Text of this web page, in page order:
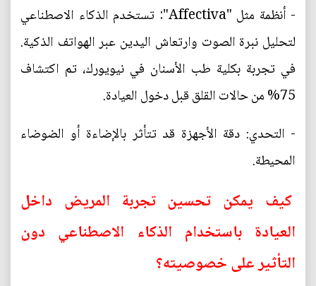
- أنظمة مثل "Affectiva": تستخدم الذكاء الاصطناعي
لتحليل نبرة الصوت وارتعاش اليدين عبر الهواتف الذكية.
في تجربة بكلية طب الأسنان في نيويورك، تم اكتشاف
75% من حالات القلق قبل دخول العيادة.
- التحدي: دقة الأجهزة قد تتأثر بالإضاءة أو الضوضاء
المحيطة.
كيف يمكن تحسين تجربة المريض داخل
العيادة باستخدام الذكاء الاصطناعي دون
التأثير على خصوصيته؟